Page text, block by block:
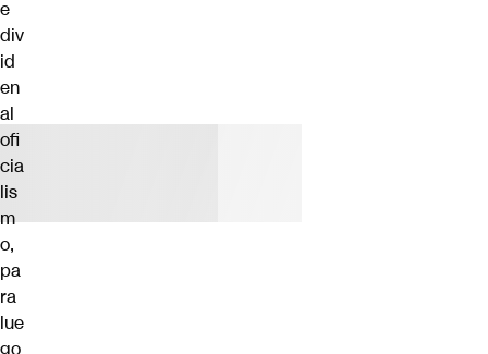
e
div
id
en
al
ofi
cia
lis
m
o,
pa
ra
lue
go